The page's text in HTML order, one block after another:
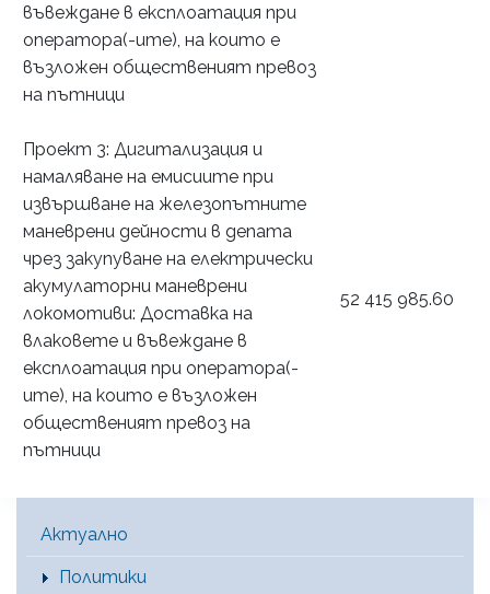
въвеждане в експлоатация при
оператора(-ите), на които е
възложен общественият превоз
на пътници
Проект 3: Дигитализация и
намаляване на емисиите при
извършване на железопътните
маневрени дейности в депата
чрез закупуване на електрически
акумулаторни маневрени
локомотиви: Доставка на
влаковете и въвеждане в
експлоатация при оператора(-
ите), на които е възложен
общественият превоз на
пътници
52 415 985.60
Main Menu [BG]
Актуално
Политики